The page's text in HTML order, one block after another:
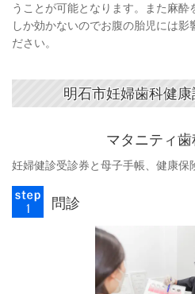
うことが可能となります。また麻酔
しか効かないのでお腹の胎児には影
ださい。
明石市妊婦歯科健
マタニティ
妊婦健診受診券と母子手帳、健康保
問診